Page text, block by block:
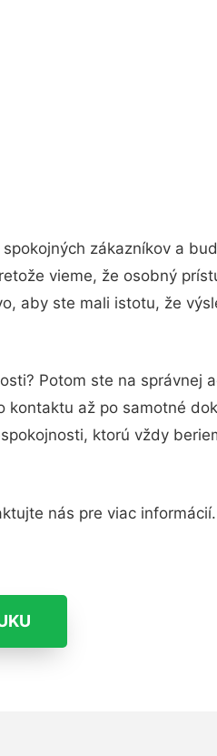
zákazníkov a
vieme, že osobný
aby ste mali istotu, že
Potom ste na správnej
až po samotné
ktorú vždy
nás pre viac